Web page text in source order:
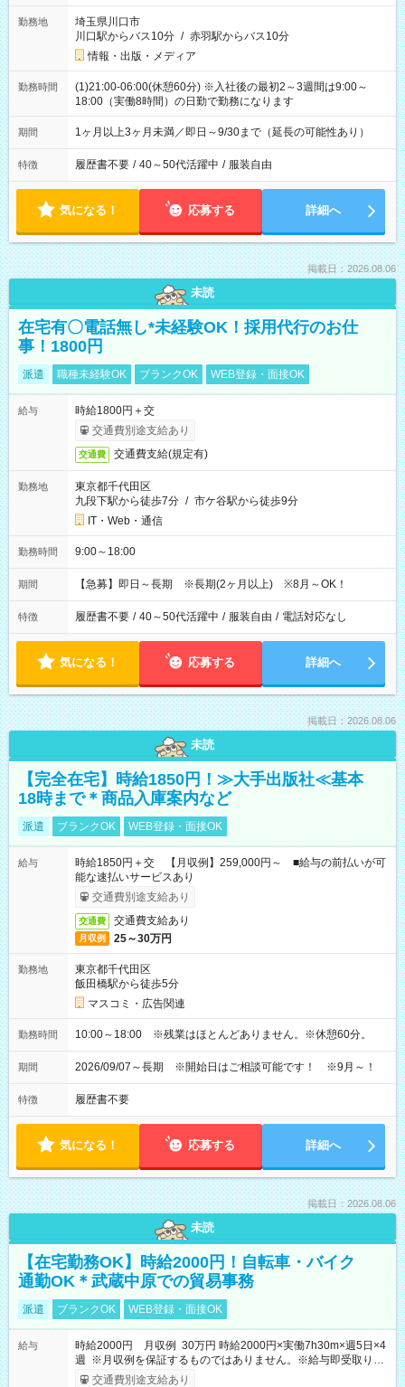
勤務地
埼玉県川口市
川口駅からバス10分 / 赤羽駅からバス10分
情報・出版・メディア
勤務時間
(1)21:00-06:00(休憩60分) ※入社後の最初2～3週間は9:00～
18:00（実働8時間）の日勤で勤務になります
期間 1ヶ月以上3ヶ月未満／即日～9/30まで（延長の可能性あり）
特徴 履歴書不要 / 40～50代活躍中 / 服装自由
気になる！ 応募する 詳細へ
掲載日：2026.08.06
未読
在宅有〇電話無し*未経験OK！採用代行のお仕
事！1800円
派遣 職種未経験OK ブランクOK WEB登録・面接OK
給与
時給1800円＋交
交通費別途支給あり
交通費 交通費支給(規定有)
勤務地
東京都千代田区
九段下駅から徒歩7分 / 市ケ谷駅から徒歩9分
IT・Web・通信
勤務時間 9:00～18:00
期間 【急募】即日～長期 ※長期(2ヶ月以上) ※8月～OK！
特徴 履歴書不要 / 40～50代活躍中 / 服装自由 / 電話対応なし
気になる！ 応募する 詳細へ
掲載日：2026.08.06
未読
【完全在宅】時給1850円！≫大手出版社≪基本
18時まで＊商品入庫案内など
派遣 ブランクOK WEB登録・面接OK
給与
時給1850円＋交 【月収例】259,000円～ ■給与の前払いが可
能な速払いサービスあり
交通費別途支給あり
交通費 交通費支給あり
月収例 25～30万円
勤務地
東京都千代田区
飯田橋駅から徒歩5分
マスコミ・広告関連
勤務時間 10:00～18:00 ※残業はほとんどありません。※休憩60分。
期間 2026/09/07～長期 ※開始日はご相談可能です！ ※9月～！
特徴 履歴書不要
気になる！ 応募する 詳細へ
掲載日：2026.08.06
未読
【在宅勤務OK】時給2000円！自転車・バイク
通勤OK＊武蔵中原での貿易事務
派遣 ブランクOK WEB登録・面接OK
給与
時給2000円 月収例 30万円 時給2000円×実働7h30m×週5日×4
週 ※月収例を保証するものではありません。※給与即受取りサ
ービス利用可（利用条件有）
交通費別途支給あり